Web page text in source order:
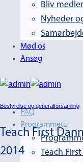
Bliv
Nyheder
Mød os
Ansøg
FAQ
Programmet
Teach
Bestyrelse og generalforsamling
Teach First
2014